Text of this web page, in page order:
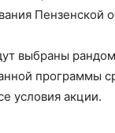
Пензенской
выбраны
программы
условия акции.